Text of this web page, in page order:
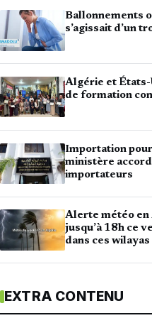
Ballonnements
s’agissait d’un
Algérie et États-
de formation
Importation pour
ministère
importateurs
Alerte météo en
jusqu’à 18h ce
dans ces wilayas
EXTRA CONTENU